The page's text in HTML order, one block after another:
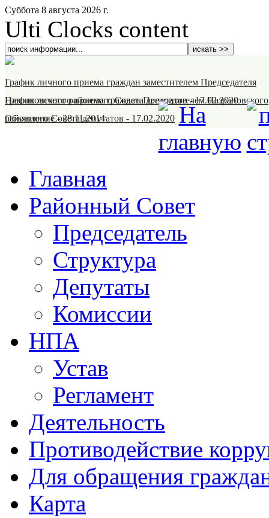
Суббота 8 августа 2026 г.
Ulti Clocks content
График личного приема граждан заместителем Председателя
Назрановского районного Совета депутатов-17.02.2020
График личного приема граждан Председателем Назрановского
районного Совета депутатов - 17.02.2020
Объявление-28.11.2014
Главная
Районный Совет
Председатель
Структура
Депутаты
Комиссии
НПА
Устав
Регламент
Деятельность
Противодействие
Для обращения
Карта